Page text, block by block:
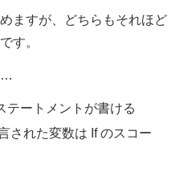
ますが、どちらもそれほど
す。
…
テートメントが書ける
された変数は If のスコー